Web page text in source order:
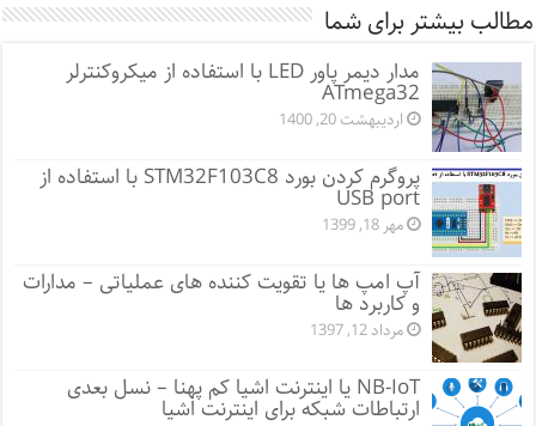
مطالب بیشتر برای شما
مدار دیمر پاور LED با استفاده از میکروکنترلر
ATmega32
اردیبهشت 20, 1400
پروگرم کردن بورد STM32F103C8 با استفاده از
USB port
مهر 18, 1399
آپ امپ ها یا تقویت کننده های عملیاتی – مدارات
و کاربرد ها
مرداد 12, 1397
NB-IoT یا اینترنت اشیا کم پهنا – نسل بعدی
ارتباطات شبکه برای اینترنت اشیا